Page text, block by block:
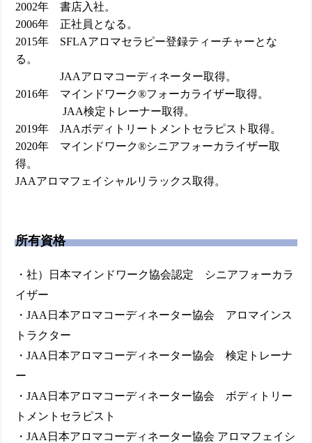
2002年 書店入社。
2006年 正社員となる。
2015年 SFLAアロマセラピー登録ティーチャーとな
る。
JAAアロマコーディネーター取得。
2016年 マインドワーク®フォーカライザー取得。
JAA検定トレーナー取得。
2019年 JAAボディトリートメントセラピスト取得。
2020年 マインドワーク®シニアフォーカライザー取
得。
JAAアロマフェイシャルリラックス取得。
所有資格
・社）日本マインドワーク協会認定 シニアフォーカラ
イザー
・JAA日本アロマコーディネーター協会 アロマインス
トラクター
・JAA日本アロマコーディネーター協会 検定トレーナ
ー
・JAA日本アロマコーディネーター協会 ボディトリー
トメントセラピスト
・JAA日本アロマコーディネーター協会 アロマフェイシ